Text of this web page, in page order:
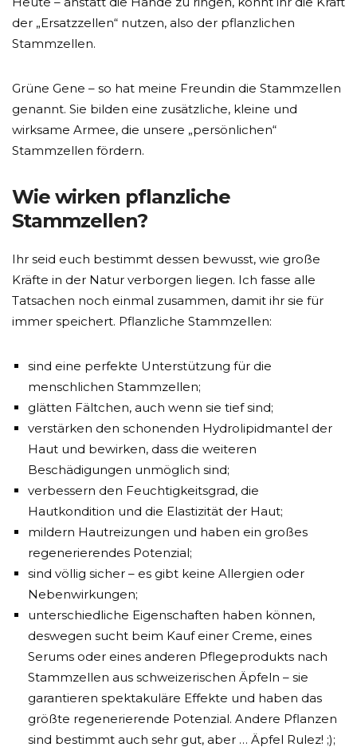
der „Ersatzzellen“ nutzen, also der pflanzlichen
Stammzellen.
Grüne Gene – so hat meine Freundin die Stammzellen
genannt. Sie bilden eine zusätzliche, kleine und
wirksame Armee, die unsere „persönlichen“
Stammzellen fördern.
Wie wirken pflanzliche
Stammzellen?
Ihr seid euch bestimmt dessen bewusst, wie große
Kräfte in der Natur verborgen liegen. Ich fasse alle
Tatsachen noch einmal zusammen, damit ihr sie für
immer speichert. Pflanzliche Stammzellen:
sind eine perfekte Unterstützung für die
menschlichen Stammzellen;
glätten Fältchen, auch wenn sie tief sind;
verstärken den schonenden Hydrolipidmantel der
Haut und bewirken, dass die weiteren
Beschädigungen unmöglich sind;
verbessern den Feuchtigkeitsgrad, die
Hautkondition und die Elastizität der Haut;
mildern Hautreizungen und haben ein großes
regenerierendes Potenzial;
sind völlig sicher – es gibt keine Allergien oder
Nebenwirkungen;
unterschiedliche Eigenschaften haben können,
deswegen sucht beim Kauf einer Creme, eines
Serums oder eines anderen Pflegeprodukts nach
Stammzellen aus schweizerischen Äpfeln – sie
garantieren spektakuläre Effekte und haben das
größte regenerierende Potenzial. Andere Pflanzen
sind bestimmt auch sehr gut, aber … Äpfel Rulez! ;);